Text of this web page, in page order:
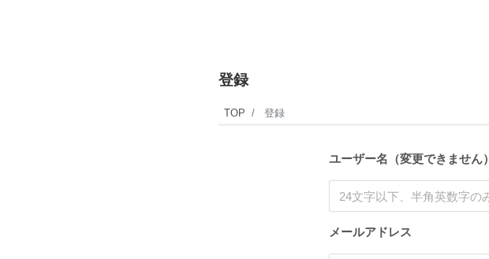
登録
TOP 登録
ユーザー名（変更できません）
メールアドレス